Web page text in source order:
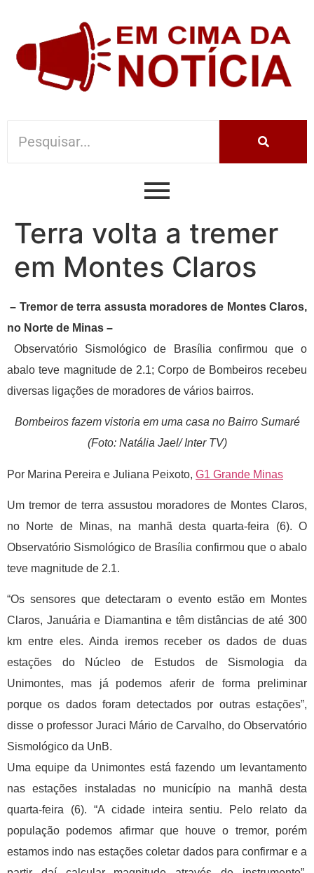
Terra volta a tremer
em Montes Claros
– Tremor de terra assusta moradores de Montes Claros,
no Norte de Minas –
Observatório Sismológico de Brasília confirmou que o
abalo teve magnitude de 2.1; Corpo de Bombeiros recebeu
diversas ligações de moradores de vários bairros.
Bombeiros fazem vistoria em uma casa no Bairro Sumaré
(Foto: Natália Jael/ Inter TV)
Por Marina Pereira e Juliana Peixoto, G1 Grande Minas
Um tremor de terra assustou moradores de Montes Claros,
no Norte de Minas, na manhã desta quarta-feira (6). O
Observatório Sismológico de Brasília confirmou que o abalo
teve magnitude de 2.1.
“Os sensores que detectaram o evento estão em Montes
Claros, Januária e Diamantina e têm distâncias de até 300
km entre eles. Ainda iremos receber os dados de duas
estações do Núcleo de Estudos de Sismologia da
Unimontes, mas já podemos aferir de forma preliminar
porque os dados foram detectados por outras estações”,
disse o professor Juraci Mário de Carvalho, do Observatório
Sismológico da UnB.
Uma equipe da Unimontes está fazendo um levantamento
nas estações instaladas no município na manhã desta
quarta-feira (6). “A cidade inteira sentiu. Pelo relato da
população podemos afirmar que houve o tremor, porém
estamos indo nas estações coletar dados para confirmar e a